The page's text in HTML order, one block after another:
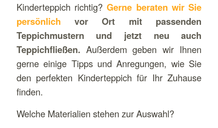
Kinderteppich richtig?Gerne beraten wir Sie
persönlich vor Ort mit passenden
Teppichmustern und jetzt neu auch
Teppichfließen. Außerdem geben wir Ihnen
gerne einige Tipps und Anregungen, wie Sie
den perfekten Kinderteppich für Ihr Zuhause
finden.
Welche Materialien stehen zur Auswahl?